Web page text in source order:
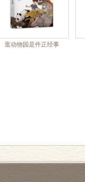
逛动物园是件正经事